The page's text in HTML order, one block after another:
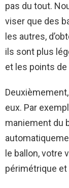
pas du tout.
viser que des
les autres,
ils sont plus
et les points de
eux. Par
maniement du
le ballon, votre
périmétrique et